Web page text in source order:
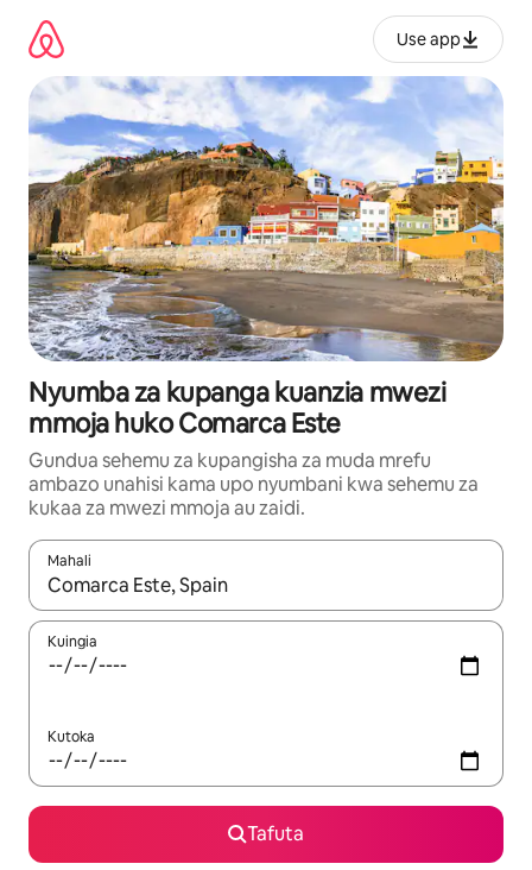
kwenda
kwenye
maudhui
Use app
Nyumba za kupanga kuanzia mwezi
mmoja huko Comarca Este
Gundua sehemu za kupangisha za muda mrefu
ambazo unahisi kama upo nyumbani kwa sehemu za
kukaa za mwezi mmoja au zaidi.
Mahali
Wakati matokeo yanapatikana, vinjari kwa kutumia vitufe vya
Kuingia
Kutoka
Tafuta